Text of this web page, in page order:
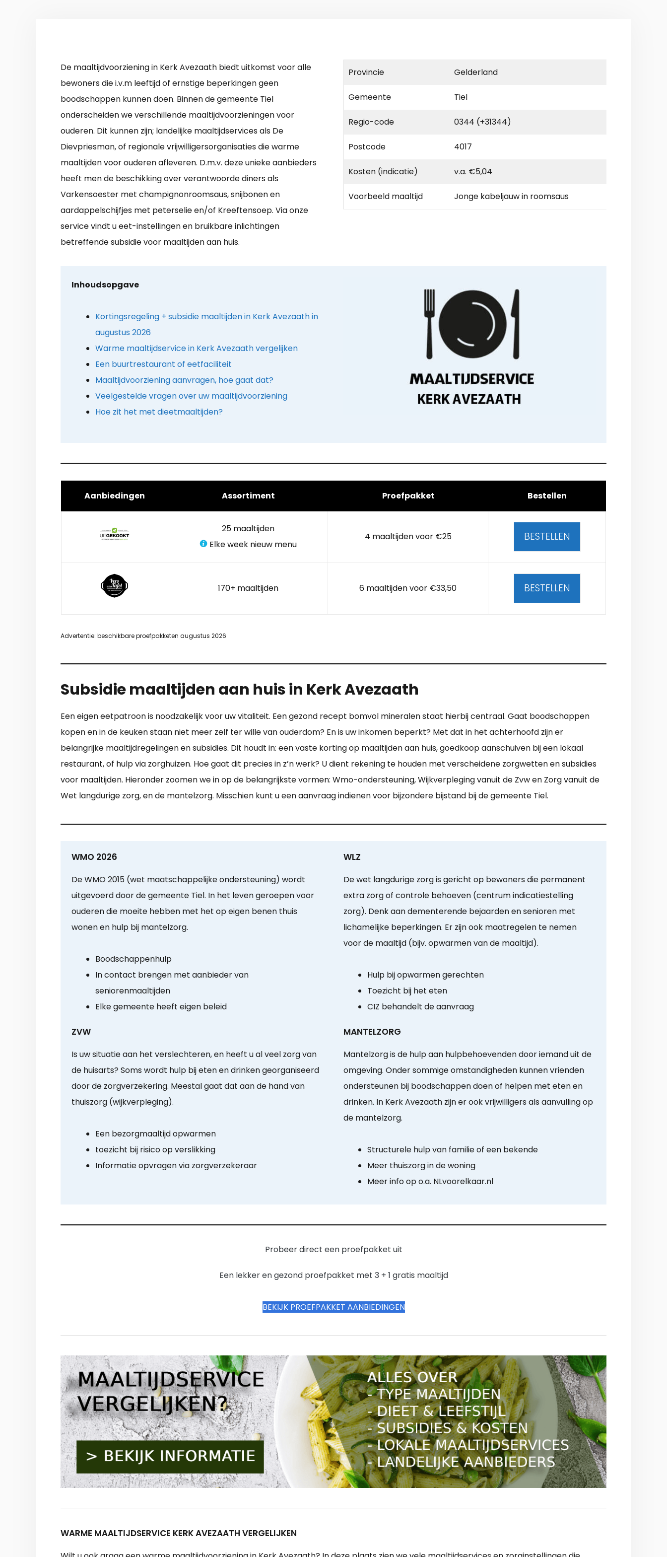
De maaltijdvoorziening in Kerk Avezaath biedt uitkomst voor alle
bewoners die i.v.m leeftijd of ernstige beperkingen geen
boodschappen kunnen doen. Binnen de gemeente Tiel
onderscheiden we verschillende maaltijdvoorzieningen voor
ouderen. Dit kunnen zijn; landelijke maaltijdservices als De
Dievpriesman, of regionale vrijwilligersorganisaties die warme
maaltijden voor ouderen afleveren. D.m.v. deze unieke aanbieders
heeft men de beschikking over verantwoorde diners als
Varkensoester met champignonroomsaus, snijbonen en
aardappelschijfjes met peterselie en/of Kreeftensoep. Via onze
service vindt u eet-instellingen en bruikbare inlichtingen
betreffende subsidie voor maaltijden aan huis.
Provincie Gelderland
Gemeente Tiel
Regio-code 0344 (+31344)
Postcode 4017
Kosten (indicatie) v.a. €5,04
Voorbeeld maaltijd Jonge kabeljauw in roomsaus
Inhoudsopgave
Kortingsregeling + subsidie maaltijden in Kerk Avezaath in
augustus 2026
Warme maaltijdservice in Kerk Avezaath vergelijken
Een buurtrestaurant of eetfaciliteit
Maaltijdvoorziening aanvragen, hoe gaat dat?
Veelgestelde vragen over uw maaltijdvoorziening
Hoe zit het met dieetmaaltijden?
Aanbiedingen Assortiment Proefpakket Bestellen
25 maaltijden
Elke week nieuw menu
4 maaltijden voor €25 BESTELLEN
170+ maaltijden 6 maaltijden voor €33,50 BESTELLEN
Advertentie: beschikbare proefpakketen augustus 2026
Subsidie maaltijden aan huis in Kerk Avezaath
Een eigen eetpatroon is noodzakelijk voor uw vitaliteit. Een gezond recept bomvol mineralen staat hierbij centraal. Gaat boodschappen
kopen en in de keuken staan niet meer zelf ter wille van ouderdom? En is uw inkomen beperkt? Met dat in het achterhoofd zijn er
belangrijke maaltijdregelingen en subsidies. Dit houdt in: een vaste korting op maaltijden aan huis, goedkoop aanschuiven bij een lokaal
restaurant, of hulp via zorghuizen. Hoe gaat dit precies in z’n werk? U dient rekening te houden met verscheidene zorgwetten en subsidies
voor maaltijden. Hieronder zoomen we in op de belangrijkste vormen: Wmo-ondersteuning, Wijkverpleging vanuit de Zvw en Zorg vanuit de
Wet langdurige zorg, en de mantelzorg. Misschien kunt u een aanvraag indienen voor bijzondere bijstand bij de gemeente Tiel.
WMO 2026
De WMO 2015 (wet maatschappelijke ondersteuning) wordt
uitgevoerd door de gemeente Tiel. In het leven geroepen voor
ouderen die moeite hebben met het op eigen benen thuis
wonen en hulp bij mantelzorg.
Boodschappenhulp
In contact brengen met aanbieder van
seniorenmaaltijden
Elke gemeente heeft eigen beleid
WLZ
De wet langdurige zorg is gericht op bewoners die permanent
extra zorg of controle behoeven (centrum indicatiestelling
zorg). Denk aan dementerende bejaarden en senioren met
lichamelijke beperkingen. Er zijn ook maatregelen te nemen
voor de maaltijd (bijv. opwarmen van de maaltijd).
Hulp bij opwarmen gerechten
Toezicht bij het eten
CIZ behandelt de aanvraag
ZVW
Is uw situatie aan het verslechteren, en heeft u al veel zorg van
de huisarts? Soms wordt hulp bij eten en drinken georganiseerd
door de zorgverzekering. Meestal gaat dat aan de hand van
thuiszorg (wijkverpleging).
Een bezorgmaaltijd opwarmen
toezicht bij risico op verslikking
Informatie opvragen via zorgverzekeraar
MANTELZORG
Mantelzorg is de hulp aan hulpbehoevenden door iemand uit de
omgeving. Onder sommige omstandigheden kunnen vrienden
ondersteunen bij boodschappen doen of helpen met eten en
drinken. In Kerk Avezaath zijn er ook vrijwilligers als aanvulling op
de mantelzorg.
Structurele hulp van familie of een bekende
Meer thuiszorg in de woning
Meer info op o.a. NLvoorelkaar.nl
Probeer direct een proefpakket uit
Een lekker en gezond proefpakket met 3 + 1 gratis maaltijd
BEKIJK PROEFPAKKET AANBIEDINGEN
WARME MAALTIJDSERVICE KERK AVEZAATH VERGELIJKEN